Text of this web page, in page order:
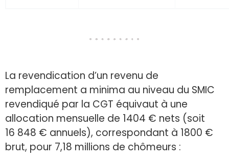
La revendication d’un revenu de
remplacement a minima au niveau du SMIC
revendiqué par la CGT équivaut à une
allocation mensuelle de 1404 € nets (soit
16 848 € annuels), correspondant à 1800 €
brut, pour 7,18 millions de chômeurs :